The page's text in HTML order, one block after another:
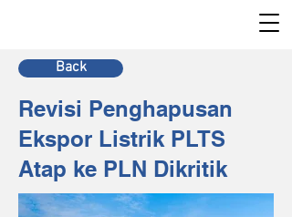
Back
Revisi Penghapusan
Ekspor Listrik PLTS
Atap ke PLN Dikritik